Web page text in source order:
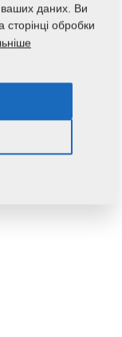
ваших даних. Ви
обробки